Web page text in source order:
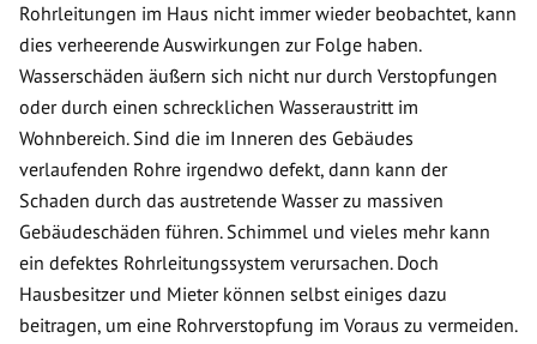
Rohrleitungen im Haus nicht immer wieder beobachtet, kann
dies verheerende Auswirkungen zur Folge haben.
Wasserschäden äußern sich nicht nur durch Verstopfungen
oder durch einen schrecklichen Wasseraustritt im
Wohnbereich. Sind die im Inneren des Gebäudes
verlaufenden Rohre irgendwo defekt, dann kann der
Schaden durch das austretende Wasser zu massiven
Gebäudeschäden führen. Schimmel und vieles mehr kann
ein defektes Rohrleitungssystem verursachen. Doch
Hausbesitzer und Mieter können selbst einiges dazu
beitragen, um eine Rohrverstopfung im Voraus zu vermeiden.